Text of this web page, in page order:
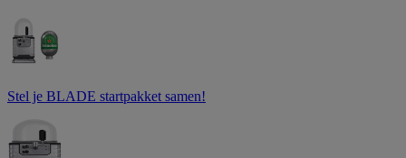
Stel je BLADE startpakket samen!